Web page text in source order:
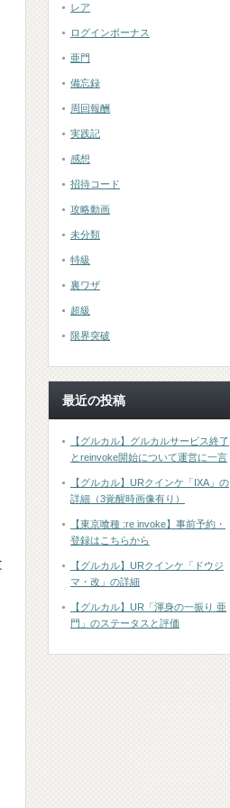
レア
ログインボーナス
亜門
備忘録
周回報酬
実践記
感想
招待コード
攻略動画
未分類
特級
裏ワザ
超級
限界突破
最近の投稿
【グルカル】グルカルサービス終了
とreinvoke開始について運営に一言
【グルカル】URクインケ「IXA」の
詳細（3覚醒時画像有り）
【東京喰種 :re invoke】事前予約・
登録はこちらから
【グルカル】URクインケ「ドウジ
マ・改」の詳細
【グルカル】UR「渾身の一振り 亜
門」のステータスと評価